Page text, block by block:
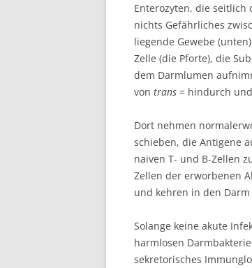
Enterozyten, die seitlich
nichts Gefährliches
liegende Gewebe
Zelle (die Pforte), die
dem Darmlumen
von trans = hindurch
Dort nehmen
schieben, die Antigene
naiven T- und B-Zellen
Zellen der erworbenen
und kehren in den
Solange keine akute
harmlosen
sekretorisches